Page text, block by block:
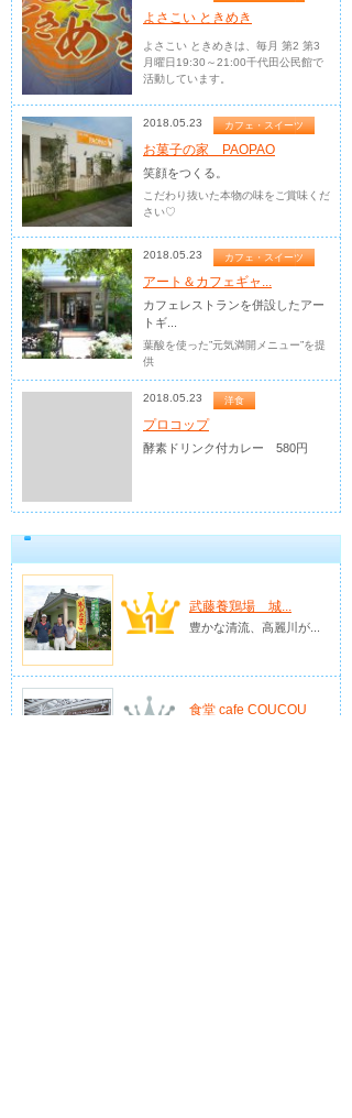
よさこい ときめき
よさこい ときめきは、毎月 第2 第3
月曜日19:30～21:00千代田公民館で
活動しています。
2018.05.23 カフェ・スイーツ
お菓子の家 PAOPAO
笑顔をつくる。
こだわり抜いた本物の味をご賞味くだ
さい♡
2018.05.23 カフェ・スイーツ
アート＆カフェギャ...
カフェレストランを併設したアー
トギ...
葉酸を使った”元気満開メニュー”を提
供
2018.05.23 洋食
プロコップ
酵素ドリンク付カレー 580円
武藤養鶏場 城...
豊かな清流、高麗川が...
食堂 cafe COUCOU